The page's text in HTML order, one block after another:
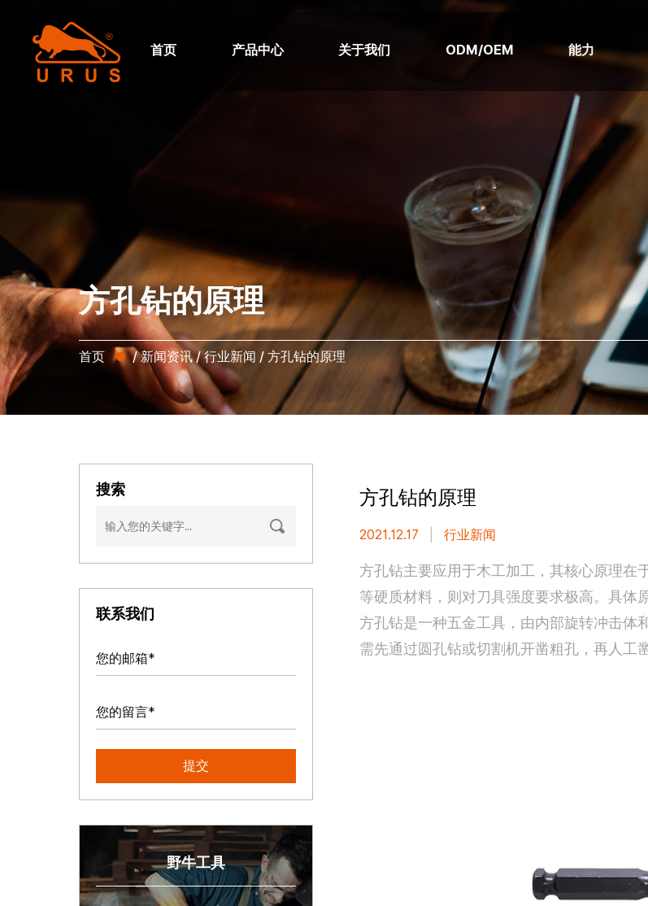
首页 产品中心 关于我们 ODM/OEM 能力
方孔钻的原理
首页 /新闻资讯/行业新闻 / 方孔钻的原理
搜索
联系我们
野牛工具
方孔钻的原理
2021.12.17 行业新闻
方孔钻主要应用于木工加工，其核心原理在
等硬质材料，则对刀具强度要求极高。具体
方孔钻是一种五金工具，由内部旋转冲击体
需先通过圆孔钻或切割机开凿粗孔，再人工